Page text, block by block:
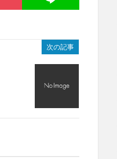
次の記事